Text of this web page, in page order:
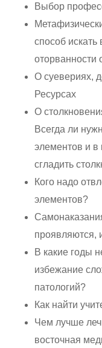
Выбор
способ
оторванности
О суевериях,
Ресурсах
О
Всегда ли
элементов и в
сгладить
Кого надо
элементов?
проявляются,
В какие годы
избежание
патологий?
Как найти
Чем лучше
восточная